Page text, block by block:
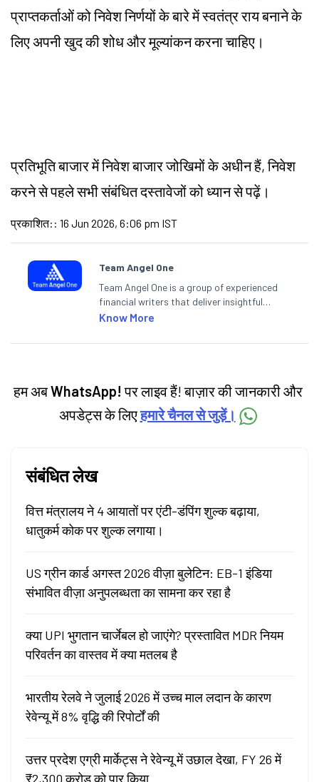
प्राप्तकर्ताओं को निवेश निर्णयों के बारे में स्वतंत्र राय बनाने के
लिए अपनी खुद की शोध और मूल्यांकन करना चाहिए।
प्रतिभूति बाजार में निवेश बाजार जोखिमों के अधीन हैं, निवेश
करने से पहले सभी संबंधित दस्तावेजों को ध्यान से पढ़ें।
प्रकाशित: : 16 Jun 2026, 6:06 pm IST
Team Angel One
Team Angel One is a group of experienced
financial writers that deliver insightful
articles on the stock market, IPO, economy,
categories.
Know More
हम अबWhatsApp! पर लाइव हैं! बाज़ार की जानकारी और
अपडेट्स के लिएहमारे चैनल से जुड़ें।
संबंधित लेख
वित्त मंत्रालय ने 4 आयातों पर एंटी-डंपिंग शुल्क बढ़ाया,
धातुकर्म कोक पर शुल्क लगाया।
US ग्रीन कार्ड अगस्त 2026 वीज़ा बुलेटिन: EB-1 इंडिया
संभावित वीज़ा अनुपलब्धता का सामना कर रहा है
क्या UPI भुगतान चार्जेबल हो जाएंगे? प्रस्तावित MDR नियम
परिवर्तन का वास्तव में क्या मतलब है
भारतीय रेलवे ने जुलाई 2026 में उच्च माल लदान के कारण
रेवेन्यू में 8% वृद्धि की रिपोर्टों की
उत्तर प्रदेश एग्री मार्केट्स ने रेवेन्यू में उछाल देखा, FY 26 में
₹2,300 करोड़ को पार किया